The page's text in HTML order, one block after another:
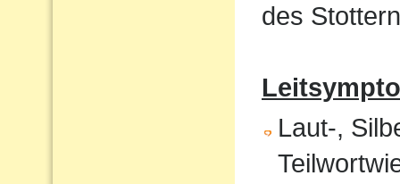
des
Laut-,